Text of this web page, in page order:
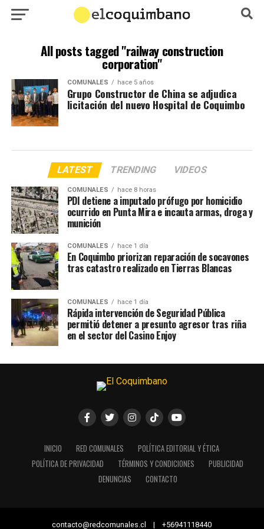
All posts tagged "railway construction
corporation"
COMUNALES hace 5 años
Grupo Constructor de China se adjudica
licitación del nuevo Hospital de Coquimbo
LATEST TRENDING VIDEOS
COMUNALES hace 8 horas
PDI detiene a imputado prófugo por homicidio
ocurrido en Punta Mira e incauta armas, droga y
munición
COMUNALES hace 1 día
En Coquimbo priorizan reparación de socavones
tras catastro realizado en Tierras Blancas
COMUNALES hace 1 día
Rápida intervención de Seguridad Pública
permitió detener a presunto agresor tras riña
en el sector del Casino Enjoy
INICIO RED COMUNALES
POLÍTICA EDITORIAL Y ÉTICA
POLÍTICA DE PRIVACIDAD
TÉRMINOS Y CONDICIONES
PUBLICIDAD
DENUNCIAS
CONTACTO
contacto@redcomunales.cl | +56941118440